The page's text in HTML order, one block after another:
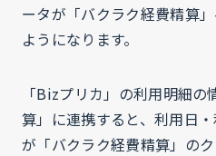
ータが「バクラク経費精算
ようになります。
「Bizプリカ」の利用明細
算」に連携すると、利用日
が「バクラク経費精算」の